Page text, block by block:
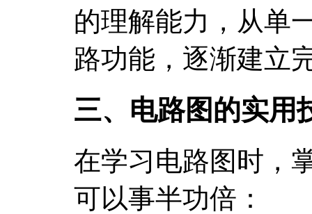
的理解能力，从单
路功能，逐渐建立
三、电路图的实用
在学习电路图时，
可以事半功倍：